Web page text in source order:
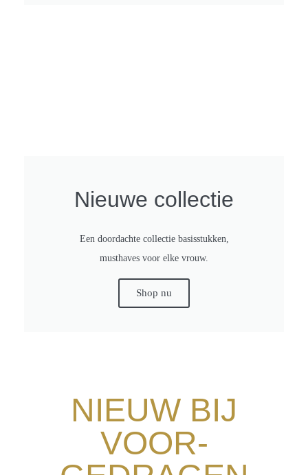
Nieuwe collectie
Een doordachte collectie basisstukken,
musthaves voor elke vrouw.
Shop nu
NIEUW BIJ
VOOR-